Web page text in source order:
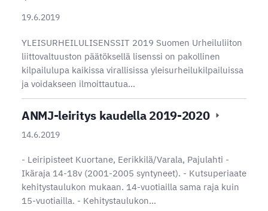
19.6.2019
YLEISURHEILULISENSSIT 2019 Suomen Urheiluliiton
liittovaltuuston päätöksellä lisenssi on pakollinen
kilpailulupa kaikissa virallisissa yleisurheilukilpailuissa
ja voidakseen ilmoittautua…
ANMJ-leiritys kaudella 2019-2020
14.6.2019
- Leiripisteet Kuortane, Eerikkilä/Varala, Pajulahti -
Ikäraja 14-18v (2001-2005 syntyneet). - Kutsuperiaate
kehitystaulukon mukaan. 14-vuotiailla sama raja kuin
15-vuotiailla. - Kehitystaulukon…